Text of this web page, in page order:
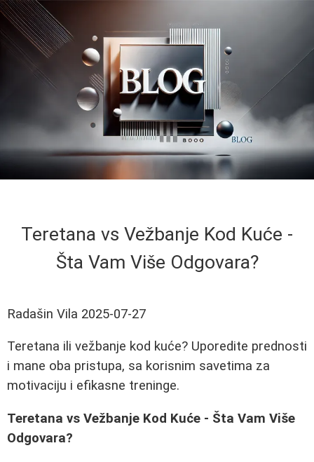
Teretana vs Vežbanje Kod Kuće -
Šta Vam Više Odgovara?
Radašin Vila 2025-07-27
Teretana ili vežbanje kod kuće? Uporedite prednosti
i mane oba pristupa, sa korisnim savetima za
motivaciju i efikasne treninge.
Teretana vs Vežbanje Kod Kuće - Šta Vam Više
Odgovara?